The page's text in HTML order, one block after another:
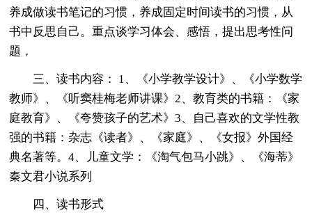
养成做读书笔记的习惯，养成固定时间读书的习惯，从
书中反思自己。重点谈学习体会、感悟，提出思考性问
题，
三、读书内容： 1、《小学教学设计》、《小学数学
教师》、《听窦桂梅老师讲课》2、教育类的书籍：《家
庭教育》、《夸赞孩子的艺术》3、自己喜欢的文学性教
强的书籍：杂志《读者》、《家庭》、《女报》外国经
典名著等。4、儿童文学：《淘气包马小跳》、《海蒂》
秦文君小说系列
四、读书形式